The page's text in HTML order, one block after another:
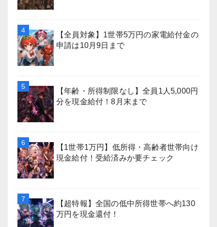
【全員対象】1世帯5万円の家電給付金の
申請は10月9日まで
【年齢・所得制限なし】全員1人5,000円
分を現金給付！8月末まで
【1世帯1万円】低所得・高齢者世帯向け
現金給付！受給済みか要チェック
【超特報】全国の低中所得世帯へ約130
万円を現金還付！